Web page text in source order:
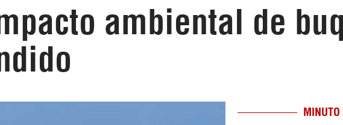
ambiental de